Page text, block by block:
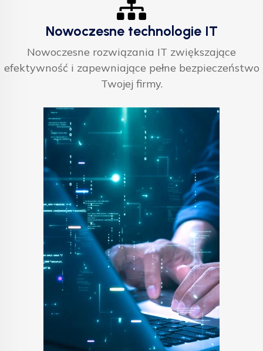
Nowoczesne technologie IT
Nowoczesne rozwiązania IT zwiększające
efektywność i zapewniające pełne bezpieczeństwo
Twojej firmy.